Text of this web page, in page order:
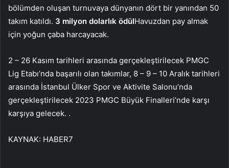
bölümden oluşan turnuvaya dünyanın dört bir yanından 50
takım katıldı. 3 milyon dolarlık ödülHavuzdan pay almak
için yoğun çaba harcayacak.
2 – 26 Kasım tarihleri ​​arasında gerçekleştirilecek PMGC
Lig Etabı’nda başarılı olan takımlar, 8 – 9 – 10 Aralık tarihleri
​​arasında İstanbul Ülker Spor ve Aktivite Salonu’nda
gerçekleştirilecek 2023 PMGC Büyük Finalleri’nde karşı
karşıya gelecek. .
KAYNAK: HABER7